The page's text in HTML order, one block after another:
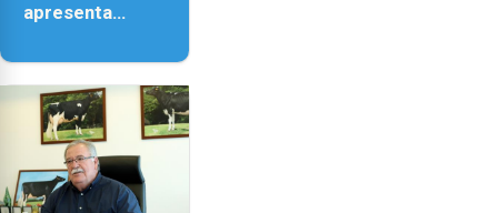
apresenta
Paisagem’